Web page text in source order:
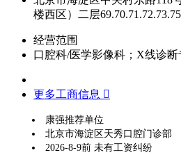
楼西区）二层
经营范围
口腔科/医学影像科；X线诊
更多工商信息 
康强推荐单位
北京市海淀区天秀口腔门诊部
2026-8-9前 未有工资纠纷